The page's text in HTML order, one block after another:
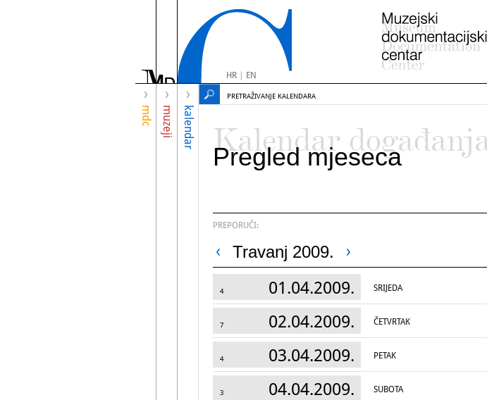
HR| EN
mdc muzeji kalendar
PRETRAŽIVANJE KALENDARA
Kalendar događanja
Pregled mjeseca
PREPORUČI:
Travanj 2009.
4 01.04.2009. SRIJEDA
7 02.04.2009. ČETVRTAK
4 03.04.2009. PETAK
3 04.04.2009. SUBOTA